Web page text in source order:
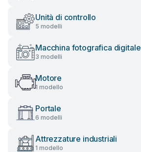
Unità di controllo
5 modelli
Macchina fotografica digitale
3 modelli
Motore
1 modello
Portale
6 modelli
Attrezzature industriali
1 modello